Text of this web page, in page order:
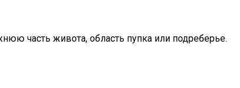
часть живота, область пупка или подреберье.